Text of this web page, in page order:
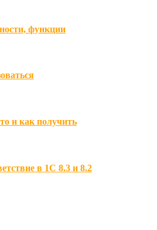
функции
и как получить
в 1С 8.3 и 8.2